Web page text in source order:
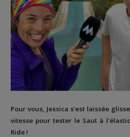
Pour vous, Jessica s'est laissée
vitesse pour tester le Saut à
Ride !